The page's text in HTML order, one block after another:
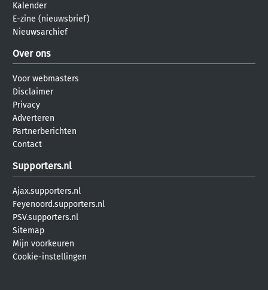
Kalender
E-zine (nieuwsbrief)
Nieuwsarchief
Over ons
Voor webmasters
Disclaimer
Privacy
Adverteren
Partnerberichten
Contact
Supporters.nl
Ajax.supporters.nl
Feyenoord.supporters.nl
PSV.supporters.nl
Sitemap
Mijn voorkeuren
Cookie-instellingen